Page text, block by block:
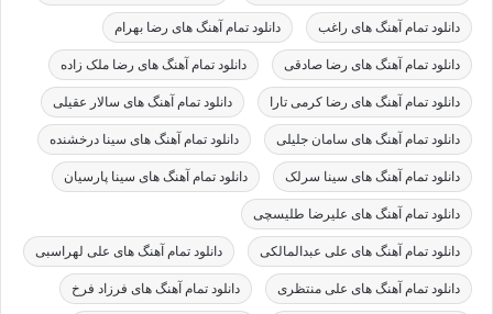
دانلود تمام آهنگ های راغب دانلود تمام آهنگ های رضا بهرام
دانلود تمام آهنگ های رضا صادقی دانلود تمام آهنگ های رضا ملک زاده
دانلود تمام آهنگ های رضا کرمی تارا دانلود تمام آهنگ های سالار عقیلی
دانلود تمام آهنگ های سامان جلیلی دانلود تمام آهنگ های سینا درخشنده
دانلود تمام آهنگ های سینا سرلک دانلود تمام آهنگ های سینا پارسیان
دانلود تمام آهنگ های علیرضا طلیسچی
دانلود تمام آهنگ های علی عبدالمالکی دانلود تمام آهنگ های علی لهراسبی
دانلود تمام آهنگ های علی منتظری دانلود تمام آهنگ های فرزاد فرخ